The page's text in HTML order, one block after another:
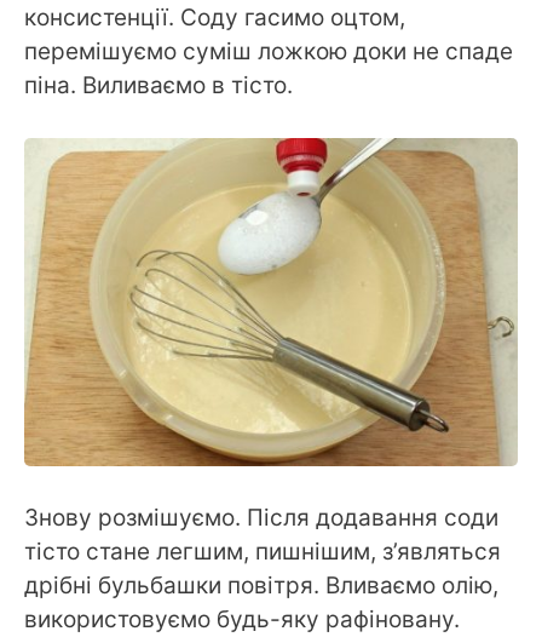
консистенції. Соду гасимо оцтом,
перемішуємо суміш ложкою доки не спаде
піна. Виливаємо в тісто.
Знову розмішуємо. Після додавання соди
тісто стане легшим, пишнішим, з’являться
дрібні бульбашки повітря. Вливаємо олію,
використовуємо будь-яку рафіновану.